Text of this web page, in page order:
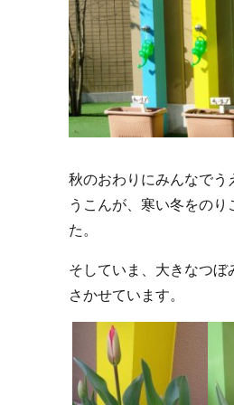
秋のおわりにみんなでう
うこんが、寒い冬をの
た。
そしていま、大きなつ
さかせています。